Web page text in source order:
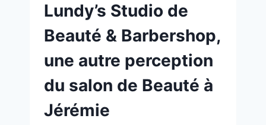
Lundy’s Studio de
Beauté & Barbershop,
une autre perception
du salon de Beauté à
Jérémie